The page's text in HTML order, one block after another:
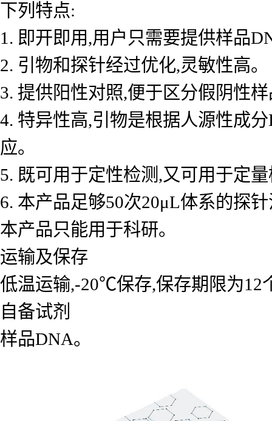
下列特点:
1. 即开即用,用户只需要提供样品
2. 引物和探针经过优化,灵敏性高。
3. 提供阳性对照,便于区分假阴性
4. 特异性高,引物是根据人源性成
应。
5. 既可用于定性检测,又可用于定
6. 本产品足够50次20μL体系的探
本产品只能用于科研。
运输及保存
低温运输,-20℃保存,保存期限为12
自备试剂
样品DNA。